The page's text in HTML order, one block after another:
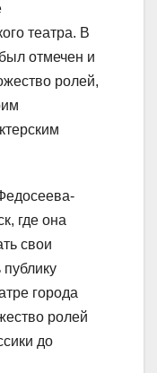
театра. В
отмечен и
ролей,
где она
свои
города
ролей
до